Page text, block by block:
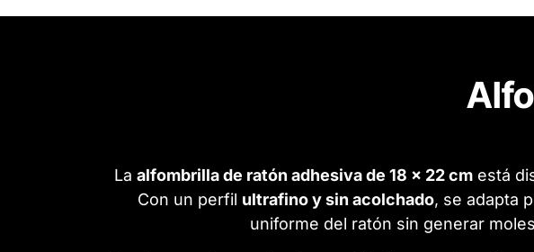
La alfombrilla de ratón adhesiva de 18 x 22 cm está
Con un perfil ultrafino y sin acolchado, se adapta
uniforme del ratón sin generar